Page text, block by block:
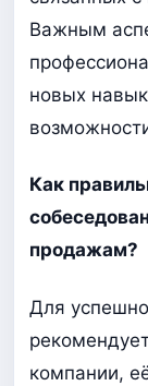
Важным
новых
Как
продажам?
Для
компании,